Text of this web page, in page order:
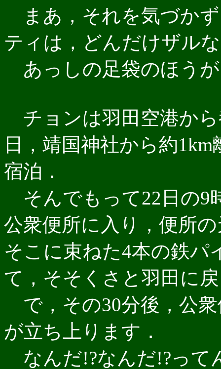
まあ，それを気づか
ティは，どんだけザル
あっしの足袋のほう
チョンは羽田空港か
日，靖国神社から約
宿泊．
そんでもって22日の9
公衆便所に入り，便所
そこに束ねた4本の鉄パ
て，そそくさと羽田に
で，その30分後，公
が立ち上ります．
なんだ!?なんだ!?って